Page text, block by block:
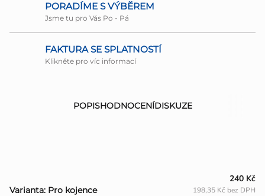
PORADÍME S VÝBĚREM
Jsme tu pro Vás Po - Pá
FAKTURA SE SPLATNOSTÍ
Klikněte pro víc informací
POPISHODNOCENÍDISKUZE
Varianta: Pro kojence
240 Kč
198,35 Kč bez DPH